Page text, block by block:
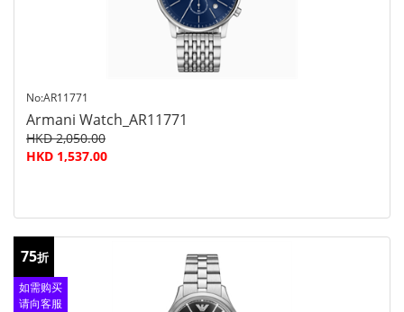
No:AR11771
Armani Watch_AR11771
HKD 2,050.00
HKD 1,537.00
75折
如需购买
请向客服